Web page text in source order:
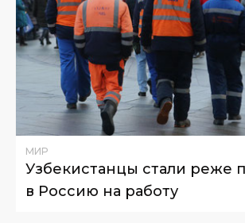
МИР
Узбекистанцы стали реже
в Россию на работу